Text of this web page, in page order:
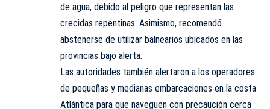
de agua, debido al peligro que representan las
crecidas repentinas. Asimismo, recomendó
abstenerse de utilizar balnearios ubicados en las
provincias bajo alerta.
Las autoridades también alertaron a los operadores
de pequeñas y medianas embarcaciones en la costa
Atlántica para que naveguen con precaución cerca